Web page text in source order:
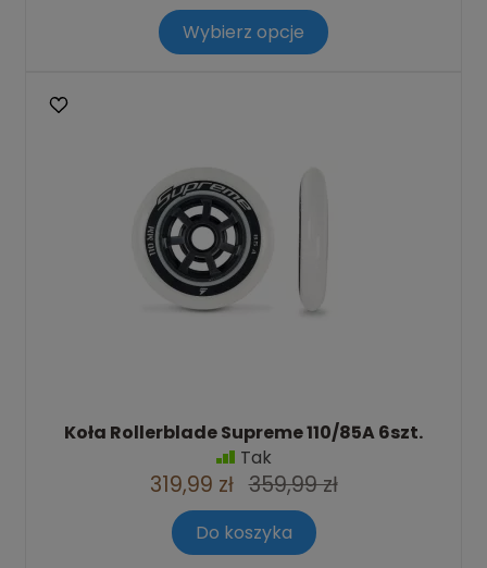
Wybierz opcje
Koła Rollerblade Supreme 110/85A 6szt.
Tak
319,99 zł 359,99 zł
Do koszyka